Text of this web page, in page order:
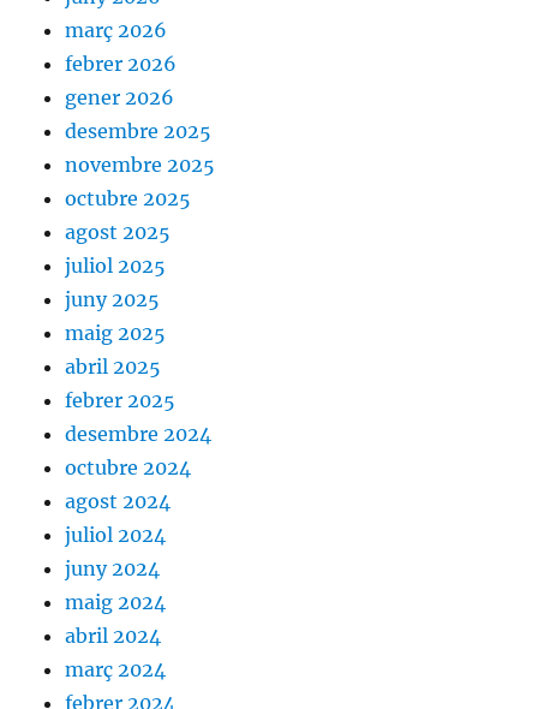
març 2026
febrer 2026
gener 2026
desembre 2025
novembre 2025
octubre 2025
agost 2025
juliol 2025
juny 2025
maig 2025
abril 2025
febrer 2025
desembre 2024
octubre 2024
agost 2024
juliol 2024
juny 2024
maig 2024
abril 2024
març 2024
febrer 2024